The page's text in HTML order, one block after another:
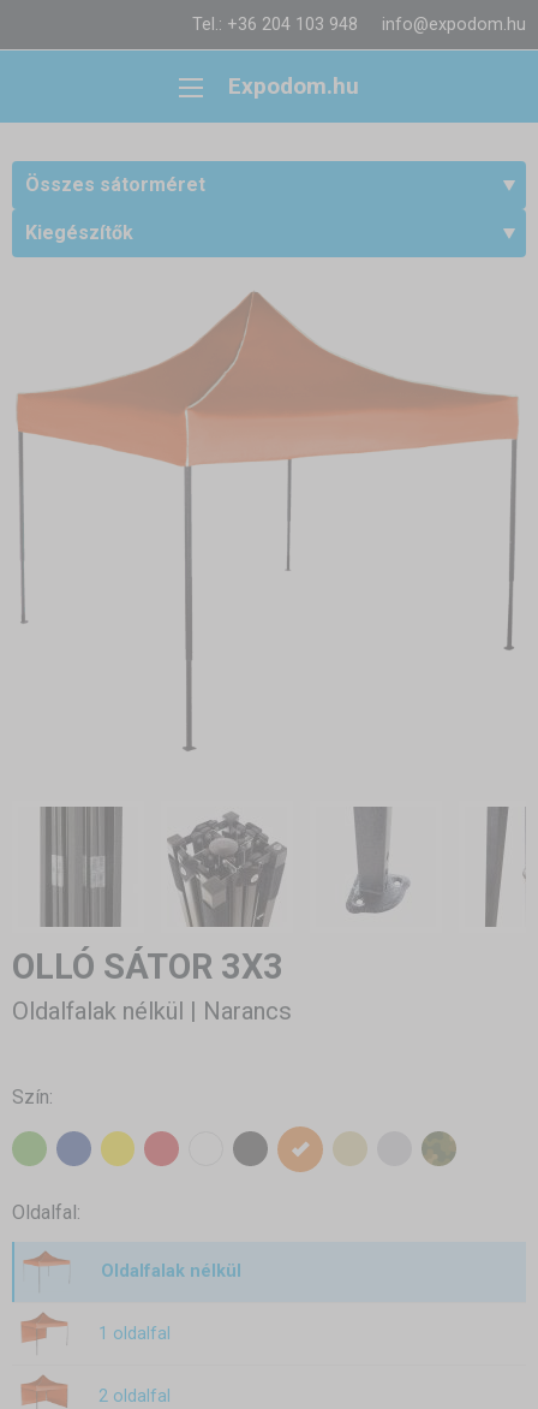
Tel.: +36 204 103 948 info@expodom.hu
Expodom.hu
Összes sátorméret
Kiegészítők
OLLÓ SÁTOR 3X3
Oldalfalak nélkül | Narancs
Szín:
Oldalfal:
Oldalfalak nélkül
1 oldalfal
2 oldalfal